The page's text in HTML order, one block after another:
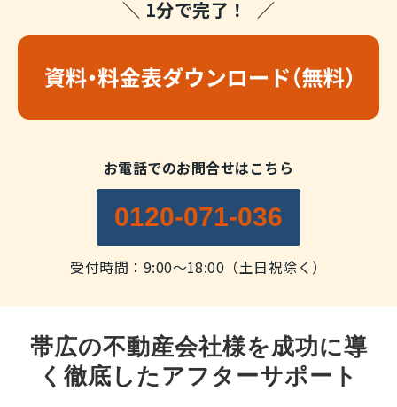
＼ 1分で完了！ ／
お電話でのお問合せはこちら
0120-071-036
受付時間：9:00～18:00（土日祝除く）
帯広の不動産会社様を成功に導
く徹底したアフターサポート